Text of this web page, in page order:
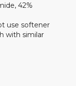
42%
use softener
with similar